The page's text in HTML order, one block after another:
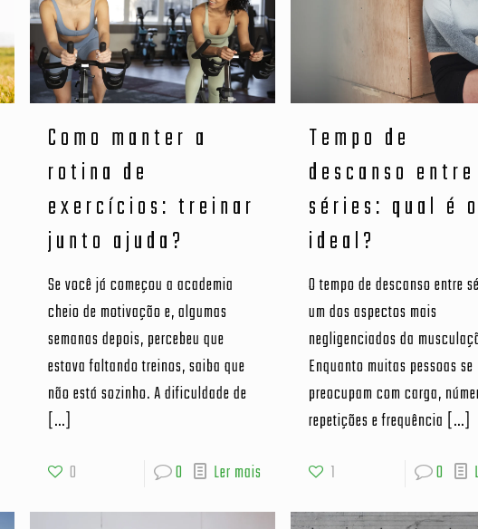
Como manter a
rotina de
exercícios: treinar
junto ajuda?
Se você já começou a academia
cheio de motivação e, algumas
semanas depois, percebeu que
estava faltando treinos, saiba que
não está sozinho. A dificuldade de
[…]
0
0 Ler mais
Tempo de
descanso entre
séries: qual é
ideal?
O tempo de descanso entre
um dos aspectos mais
negligenciados da
Enquanto muitas pessoas se
preocupam com carga,
repetições e frequência […]
1
0